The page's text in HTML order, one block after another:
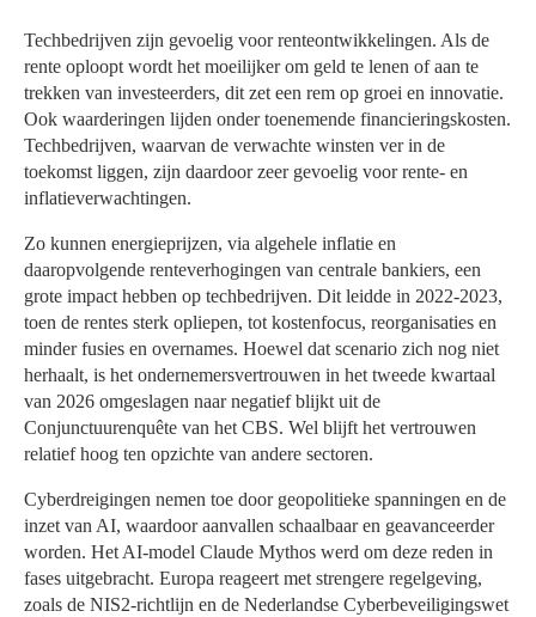
Techbedrijven zijn gevoelig voor renteontwikkelingen. Als de
rente oploopt wordt het moeilijker om geld te lenen of aan te
trekken van investeerders, dit zet een rem op groei en innovatie.
Ook waarderingen lijden onder toenemende financieringskosten.
Techbedrijven, waarvan de verwachte winsten ver in de
toekomst liggen, zijn daardoor zeer gevoelig voor rente- en
inflatieverwachtingen.
Zo kunnen energieprijzen, via algehele inflatie en
daaropvolgende renteverhogingen van centrale bankiers, een
grote impact hebben op techbedrijven. Dit leidde in 2022-2023,
toen de rentes sterk opliepen, tot kostenfocus, reorganisaties en
minder fusies en overnames. Hoewel dat scenario zich nog niet
herhaalt, is het ondernemersvertrouwen in het tweede kwartaal
van 2026 omgeslagen naar negatief blijkt uit de
Conjunctuurenquête van het CBS. Wel blijft het vertrouwen
relatief hoog ten opzichte van andere sectoren.
Cyberdreigingen nemen toe door geopolitieke spanningen en de
inzet van AI, waardoor aanvallen schaalbaar en geavanceerder
worden. Het AI-model Claude Mythos werd om deze reden in
fases uitgebracht. Europa reageert met strengere regelgeving,
zoals de NIS2-richtlijn en de Nederlandse Cyberbeveiligingswet